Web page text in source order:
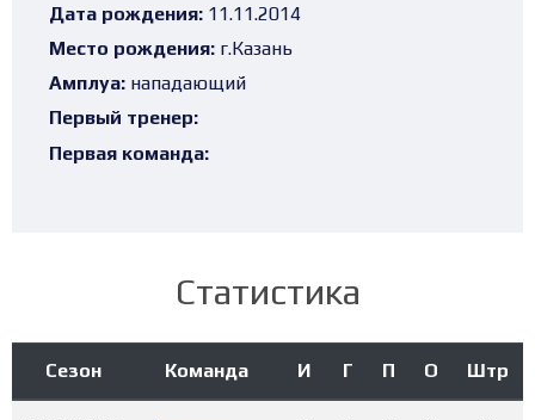
Дата рождения: 11.11.2014
Место рождения: г.Казань
Амплуа: нападающий
Первый тренер:
Первая команда:
Статистика
Сезон Команда И Г П О Штр